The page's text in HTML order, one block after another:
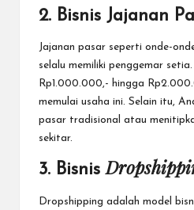
2. Bisnis Jajanan
Jajanan pasar seperti onde-
selalu memiliki penggemar
Rp1.000.000,- hingga
memulai usaha ini. Selain itu,
pasar tradisional atau
sekitar.
3. Bisnis
Dropshipping adalah model